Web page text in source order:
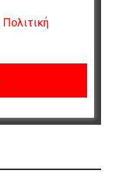
Πολιτική